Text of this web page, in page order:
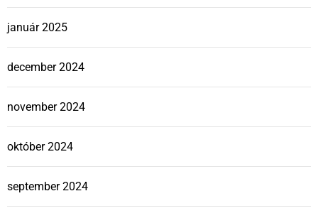
január 2025
december 2024
november 2024
október 2024
september 2024